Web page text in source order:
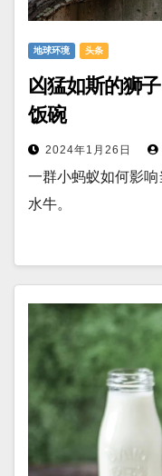
地球环境 头条
凶猛如斯的狮
饭碗
2024年1月26日
一群小蚂蚁如何影
水牛。